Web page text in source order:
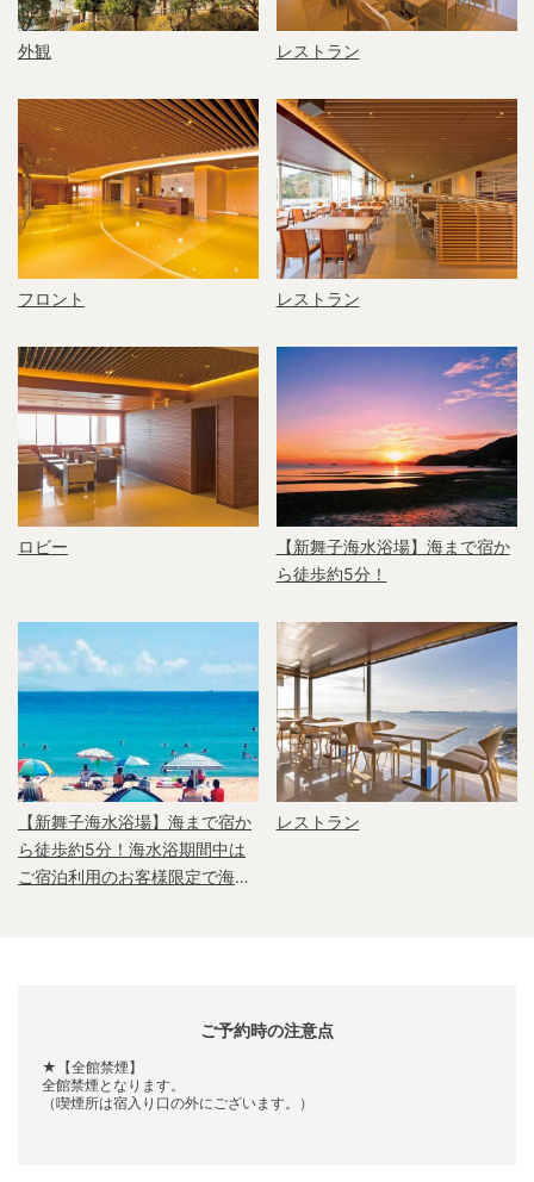
外観 レストラン
フロント レストラン
ロビー
【新舞子海水浴場】海まで宿か
ら徒歩約5分！
【新舞子海水浴場】海まで宿か
ら徒歩約5分！海水浴期間中は
ご宿泊利用のお客様限定で海ま
レストラン
ご予約時の注意点
★【全館禁煙】
全館禁煙となります。
（喫煙所は宿入り口の外にございます。）